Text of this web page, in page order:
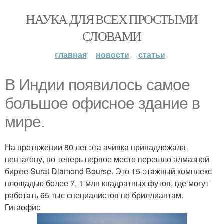
НАУКА ДЛЯ ВСЕХ ПРОСТЫМИ
СЛОВАМИ
главная новости статьи
B Индии появилось cамое
большое офисное здание в
мире.
На протяжении 80 лет эта ачивка принадлежала
пентагону, но теперь первое место перешло алмазной
бирже Surat Diamond Bourse. Это 15-этажный комплекс
площадью более 7, 1 млн квадратных футов, где могут
работать 65 тыс специалистов по бриллиантам.
Гигаофис